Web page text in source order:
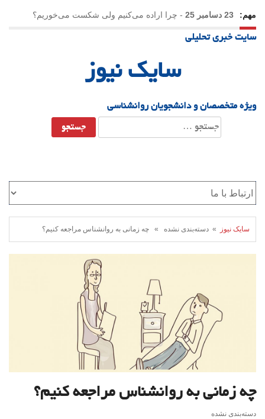
مهم: 23 دسامبر 25 - چرا اراده می‌کنیم ولی شکست می‌خوریم؟
21 دسامبر 25
سایت خبری تحلیلی
سایک نیوز
ویژه متخصصان و دانشجویان روانشناسی
جستجو
برای:
سایک نیوز » دسته‌بندی نشده » چه زمانی به روانشناس مراجعه کنیم؟
چه زمانی به روانشناس مراجعه کنیم؟
دسته‌بندی نشده